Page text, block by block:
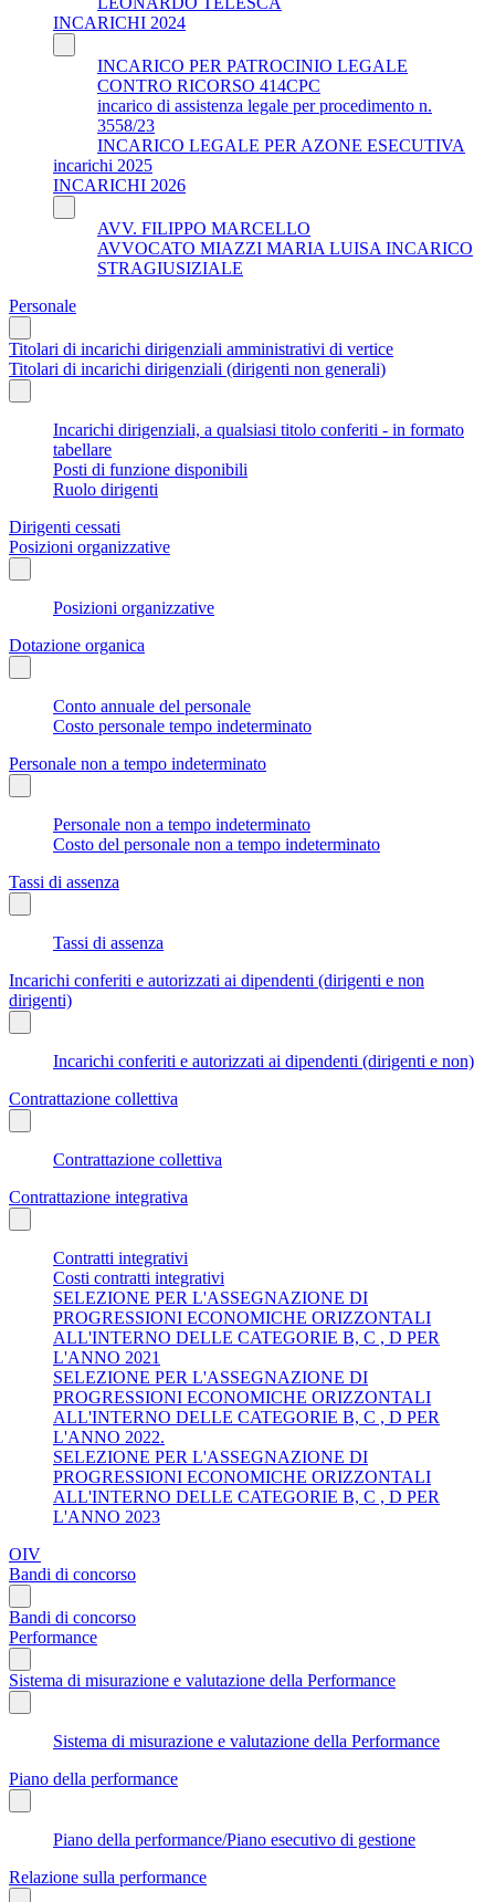
INCARICHI 2024
INCARICO PER PATROCINIO LEGALE
CONTRO RICORSO 414CPC
incarico di assistenza legale per procedimento n.
3558/23
INCARICO LEGALE PER AZONE ESECUTIVA
incarichi 2025
INCARICHI 2026
AVV. FILIPPO MARCELLO
AVVOCATO MIAZZI MARIA LUISA INCARICO
STRAGIUSIZIALE
Personale
Titolari di incarichi dirigenziali amministrativi di vertice
Titolari di incarichi dirigenziali (dirigenti non generali)
Incarichi dirigenziali, a qualsiasi titolo conferiti - in formato
tabellare
Posti di funzione disponibili
Ruolo dirigenti
Dirigenti cessati
Posizioni organizzative
Posizioni organizzative
Dotazione organica
Conto annuale del personale
Costo personale tempo indeterminato
Personale non a tempo indeterminato
Personale non a tempo indeterminato
Costo del personale non a tempo indeterminato
Tassi di assenza
Tassi di assenza
Incarichi conferiti e autorizzati ai dipendenti (dirigenti e non
dirigenti)
Incarichi conferiti e autorizzati ai dipendenti (dirigenti e non)
Contrattazione collettiva
Contrattazione collettiva
Contrattazione integrativa
Contratti integrativi
Costi contratti integrativi
SELEZIONE PER L'ASSEGNAZIONE DI
PROGRESSIONI ECONOMICHE ORIZZONTALI
ALL'INTERNO DELLE CATEGORIE B, C , D PER
L'ANNO 2021
SELEZIONE PER L'ASSEGNAZIONE DI
PROGRESSIONI ECONOMICHE ORIZZONTALI
ALL'INTERNO DELLE CATEGORIE B, C , D PER
L'ANNO 2022.
SELEZIONE PER L'ASSEGNAZIONE DI
PROGRESSIONI ECONOMICHE ORIZZONTALI
ALL'INTERNO DELLE CATEGORIE B, C , D PER
L'ANNO 2023
OIV
Bandi di concorso
Bandi di concorso
Performance
Sistema di misurazione e valutazione della Performance
Sistema di misurazione e valutazione della Performance
Piano della performance
Piano della performance/Piano esecutivo di gestione
Relazione sulla performance